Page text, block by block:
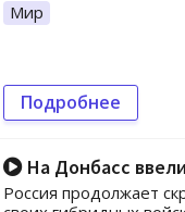
Мир
Подробнее
На Донбасс
Россия продолжает